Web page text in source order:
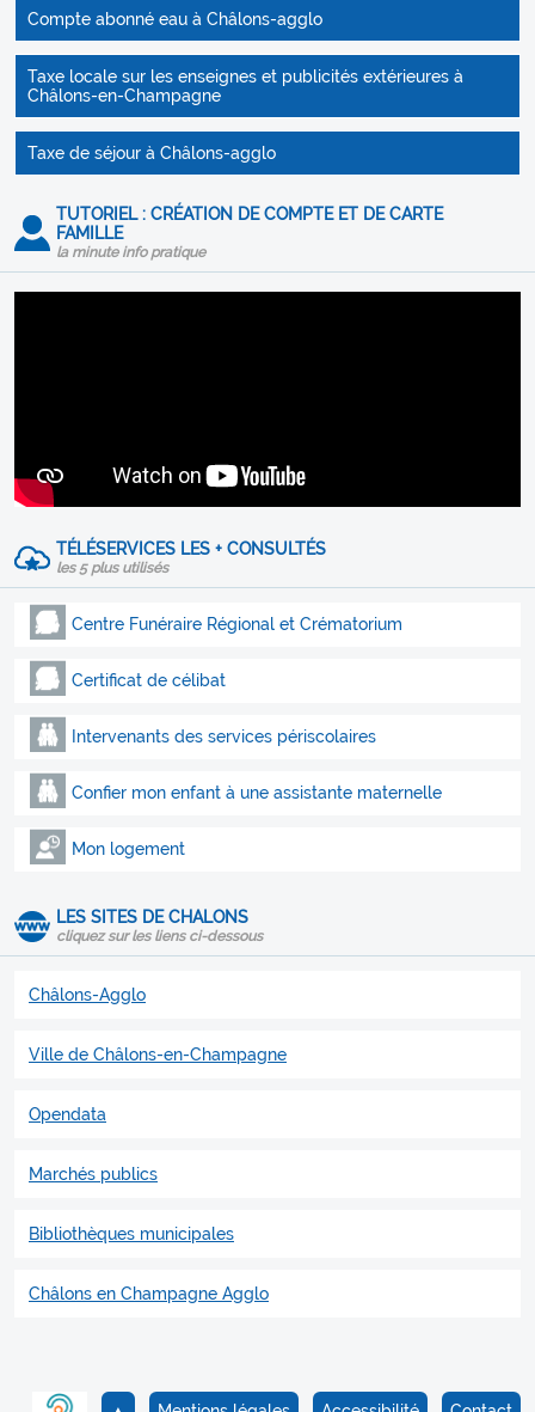
Compte abonné eau à Châlons-agglo
Taxe locale sur les enseignes et publicités extérieures à
Châlons-en-Champagne
Taxe de séjour à Châlons-agglo
TUTORIEL : CRÉATION DE COMPTE ET DE CARTE
FAMILLE
la minute info pratique
TÉLÉSERVICES LES + CONSULTÉS
les 5 plus utilisés
Centre Funéraire Régional et Crématorium
Certificat de célibat
Intervenants des services périscolaires
Confier mon enfant à une assistante maternelle
Mon logement
LES SITES DE CHALONS
cliquez sur les liens ci-dessous
Châlons-Agglo
Ville de Châlons-en-Champagne
Opendata
Marchés publics
Bibliothèques municipales
Châlons en Champagne Agglo